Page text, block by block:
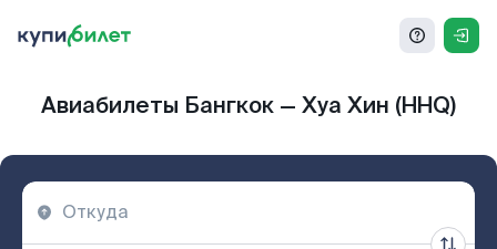
Авиабилеты Бангкок — Хуа Хин (HHQ)